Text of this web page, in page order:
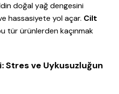
doğal yağ dengesini
hassasiyete yol açar. Cilt
tür ürünlerden kaçınmak
Stres ve Uykusuzluğun